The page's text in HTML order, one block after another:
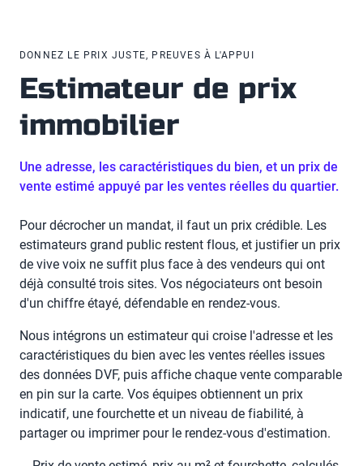
DONNEZ LE PRIX JUSTE, PREUVES À L'APPUI
Estimateur de prix
immobilier
Une adresse, les caractéristiques du bien, et un prix de
vente estimé appuyé par les ventes réelles du quartier.
Pour décrocher un mandat, il faut un prix crédible. Les
estimateurs grand public restent flous, et justifier un prix
de vive voix ne suffit plus face à des vendeurs qui ont
déjà consulté trois sites. Vos négociateurs ont besoin
d'un chiffre étayé, défendable en rendez-vous.
Nous intégrons un estimateur qui croise l'adresse et les
caractéristiques du bien avec les ventes réelles issues
des données DVF, puis affiche chaque vente comparable
en pin sur la carte. Vos équipes obtiennent un prix
indicatif, une fourchette et un niveau de fiabilité, à
partager ou imprimer pour le rendez-vous d'estimation.